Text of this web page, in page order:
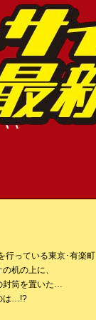
行っている東京･有楽町
机の上に、
封筒を置いた…
は…!?